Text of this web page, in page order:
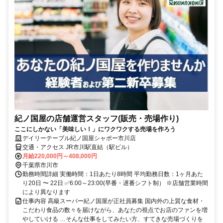
紀ノ国屋の店舗運営スタッフ(販売・売場作り)
ここにしかない「美味しい！」にワクワクする売場を作ろう
デイリーテーブル紀ノ国屋シャポー市川店
交通・アクセス JR市川駅直結（駅ビル）
月給220,000円～408,000円
千葉県市川市
勤務時間詳細 実働時間：1日あたり8時間 平均勤務日数：1ヶ月あた
り20日 〜 22日 ✅6:00～23:00(早番・遅番シフト制） ※店舗営業時間
により異なります
仕事内容 高級スーパー紀ノ国屋が正社員募集 国内外の上質な食材・
こだわり食品の数々を届けながら、あなたの視点でお店のファンを増
やしていける …そんな仕事をしてみたい方、すてきな売場づくりを